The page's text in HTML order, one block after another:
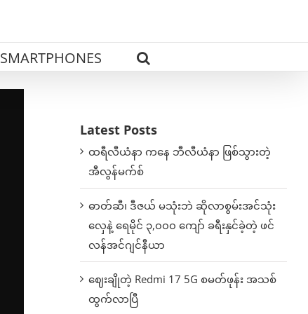
SMARTPHONES
Latest Posts
ထရီလီယံနာ ကနေ ဘီလီယံနာ ဖြစ်သွားတဲ့
အီလွန်မက်စ်
ဓာတ်ဆီ၊ ဒီဇယ် မသုံးဘဲ ဆိုလာစွမ်းအင်သုံး
လှေနဲ့ ရေမိုင် ၃,၀၀၀ ကျော် ခရီးနှင်ခဲ့တဲ့ ဖင်
လန်အင်ဂျင်နီယာ
ဈေးချိုတဲ့ Redmi 17 5G စမတ်ဖုန်း အသစ်
ထွက်လာပြီ